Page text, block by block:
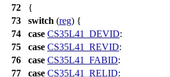
72
{
73
switch (reg) {
74
case CS35L41_DEVID:
75
case CS35L41_REVID:
76
case CS35L41_FABID:
77
case CS35L41_RELID: